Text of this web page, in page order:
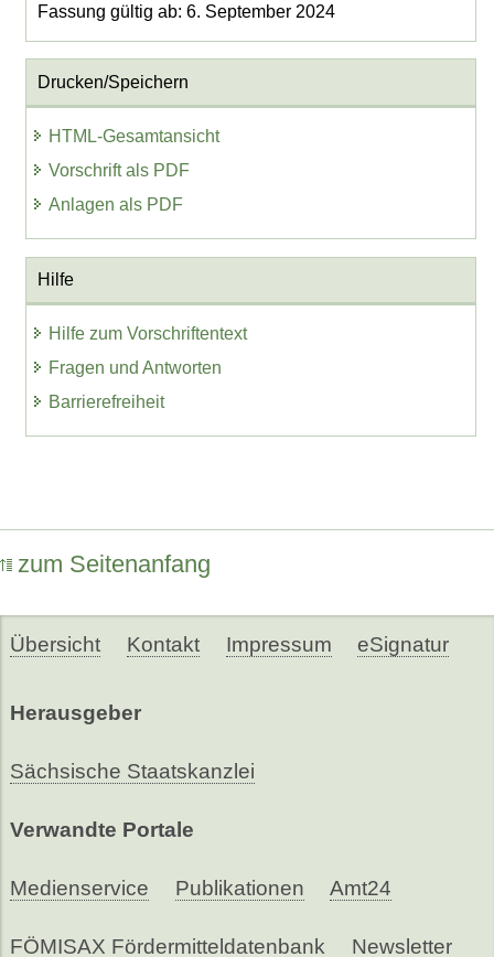
Fassung gültig ab: 6. September 2024
Drucken/Speichern
HTML-Gesamtansicht
Vorschrift als PDF
Anlagen als PDF
Hilfe
Hilfe zum Vorschriftentext
Fragen und Antworten
Barrierefreiheit
zum Seitenanfang
Übersicht Kontakt Impressum eSignatur
Herausgeber
Sächsische Staatskanzlei
Verwandte Portale
Medienservice Publikationen Amt24
FÖMISAX Fördermitteldatenbank Newsletter